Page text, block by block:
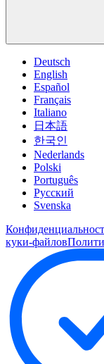
Deutsch
English
Español
Français
Italiano
日本語
한국인
Nederlands
Polski
Português
Pусский
Svenska
куки-файлов